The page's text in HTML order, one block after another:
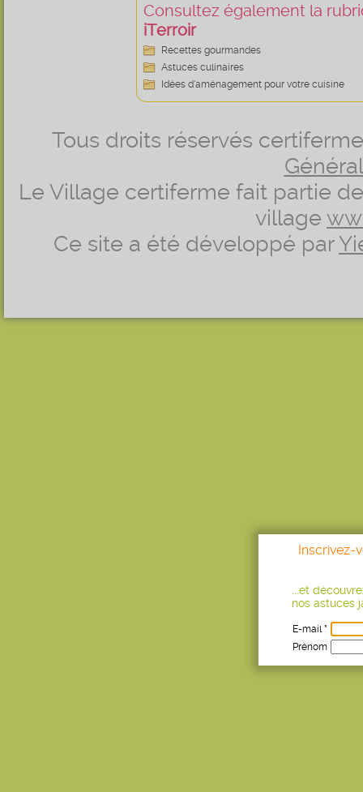
Consultez également la
iTerroir
Recettes gourmandes
Astuces culinaires
Idées d’aménagement pour votre cuisine
Tous droits réservés
Le Village certiferme fait partie
village
Ce site a été développé par
Inscrivez-
...et
nos astuces
E-mail *
Prénom
Age